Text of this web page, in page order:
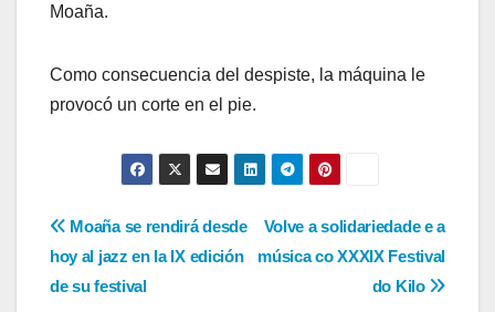
Moaña.
Como consecuencia del despiste, la máquina le
provocó un corte en el pie.
Navegación
de
Volve a solidariedade e a
música co XXXIX Festival
do Kilo
Moaña se rendirá desde
hoy al jazz en la IX edición
de su festival